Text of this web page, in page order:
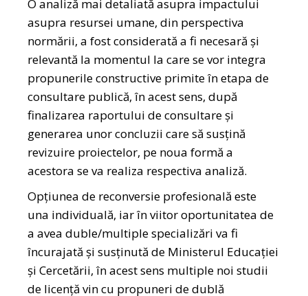
O analiză mai detaliată asupra impactului
asupra resursei umane, din perspectiva
normării, a fost considerată a fi necesară și
relevantă la momentul la care se vor integra
propunerile constructive primite în etapa de
consultare publică, în acest sens, după
finalizarea raportului de consultare și
generarea unor concluzii care să susțină
revizuire proiectelor, pe noua formă a
acestora se va realiza respectiva analiză.
Opțiunea de reconversie profesională este
una individuală, iar în viitor oportunitatea de
a avea duble/multiple specializări va fi
încurajată și susținută de Ministerul Educației
și Cercetării, în acest sens multiple noi studii
de licență vin cu propuneri de dublă